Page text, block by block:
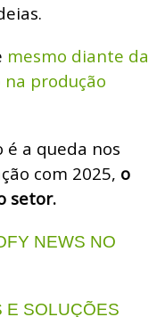
mesmo diante da
produção
a queda nos
com 2025, o
setor.
NEWS NO
E SOLUÇÕES